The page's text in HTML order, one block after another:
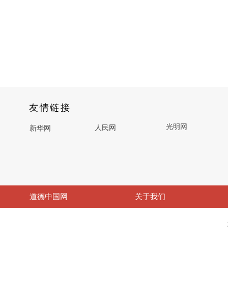
人民网
新华网
友情链接
光明网
道德中国网 关于我们